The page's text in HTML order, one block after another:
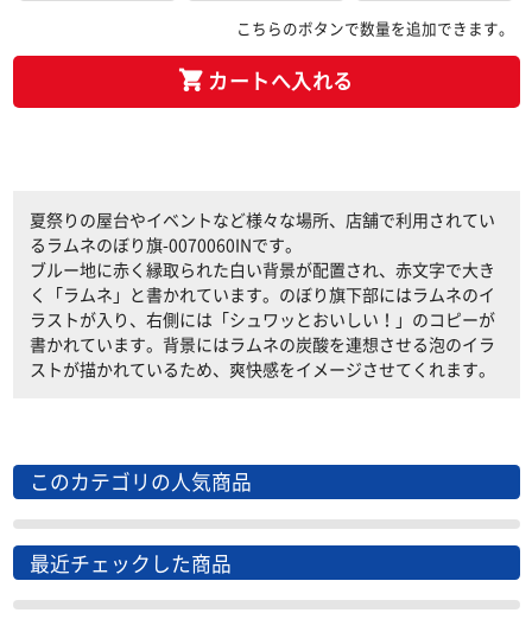
こちらのボタンで数量を追加できます。
カートへ入れる
夏祭りの屋台やイベントなど様々な場所、店舗で利用されてい
るラムネのぼり旗-0070060INです。
ブルー地に赤く縁取られた白い背景が配置され、赤文字で大き
く「ラムネ」と書かれています。のぼり旗下部にはラムネのイ
ラストが入り、右側には「シュワッとおいしい！」のコピーが
書かれています。背景にはラムネの炭酸を連想させる泡のイラ
ストが描かれているため、爽快感をイメージさせてくれます。
このカテゴリの人気商品
最近チェックした商品